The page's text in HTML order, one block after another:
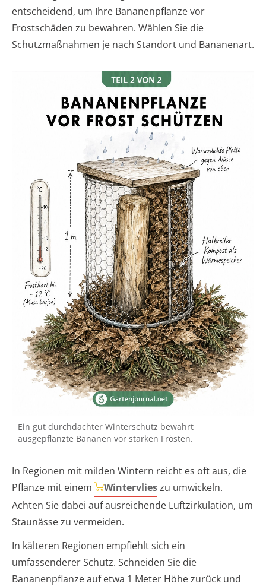
entscheidend, um Ihre Bananenpflanze vor
Frostschäden zu bewahren. Wählen Sie die
Schutzmaßnahmen je nach Standort und Bananenart.
Ein gut durchdachter Winterschutz bewahrt
ausgepflanzte Bananen vor starken Frösten.
In Regionen mit milden Wintern reicht es oft aus, die
Pflanze mit einem
Wintervlieszu umwickeln.
Achten Sie dabei auf ausreichende Luftzirkulation, um
Staunässe zu vermeiden.
In kälteren Regionen empfiehlt sich ein
umfassenderer Schutz. Schneiden Sie die
Bananenpflanze auf etwa 1 Meter Höhe zurück und